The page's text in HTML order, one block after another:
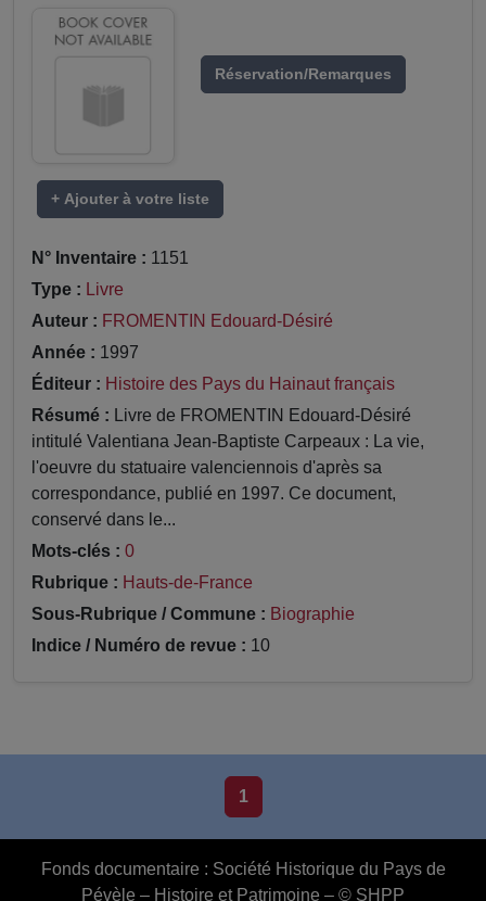
Réservation/Remarques
+ Ajouter à votre liste
N° Inventaire : 1151
Type : Livre
Auteur : FROMENTIN Edouard-Désiré
Année : 1997
Éditeur : Histoire des Pays du Hainaut français
Résumé : Livre de FROMENTIN Edouard-Désiré
intitulé Valentiana Jean-Baptiste Carpeaux : La vie,
l'oeuvre du statuaire valenciennois d'après sa
correspondance, publié en 1997. Ce document,
conservé dans le...
Mots-clés : 0
Rubrique : Hauts-de-France
Sous-Rubrique / Commune : Biographie
Indice / Numéro de revue : 10
1
Fonds documentaire : Société Historique du Pays de
Pévèle – Histoire et Patrimoine – © SHPP